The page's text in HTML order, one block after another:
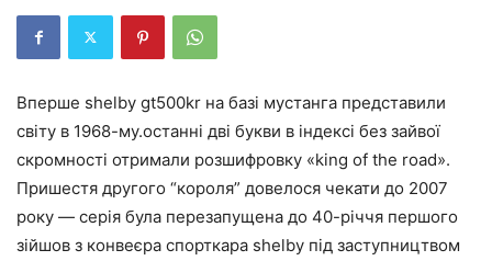
Вперше shelby gt500kr на базі мустанга представили
світу в 1968-му.останні дві букви в індексі без зайвої
скромності отримали розшифровку «king of the road».
Пришестя другого “короля” довелося чекати до 2007
року — серія була перезапущена до 40-річчя першого
зійшов з конвеєра спорткара shelby під заступництвом